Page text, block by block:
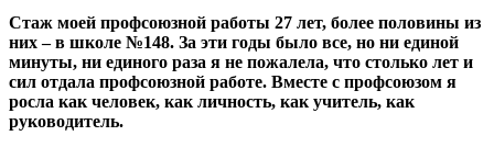
Стаж моей профсоюзной работы 27 лет, более половины из
них – в школе №148. За эти годы было все, но ни единой
минуты, ни единого раза я не пожалела, что столько лет и
сил отдала профсоюзной работе. Вместе с профсоюзом я
росла как человек, как личность, как учитель, как
руководитель.